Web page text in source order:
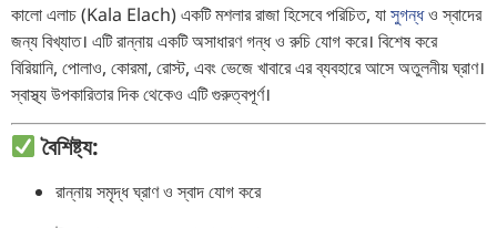
কালো এলাচ (Kala Elach) একটি মশলার রাজা হিসেবে পরিচিত, যাসুগন্ধও স্বাদের
জন্য বিখ্যাত। এটি রান্নায় একটি অসাধারণ গন্ধ ও রুচি যোগ করে। বিশেষ করে
বিরিয়ানি, পোলাও, কোরমা, রোস্ট, এবং ভেজে খাবারে এর ব্যবহারে আসে অতুলনীয় ঘ্রাণ।
স্বাস্থ্য উপকারিতার দিক থেকেও এটি গুরুত্বপূর্ণ।
বৈশিষ্ট্য:
রান্নায় সমৃদ্ধ ঘ্রাণ ও স্বাদ যোগ করে